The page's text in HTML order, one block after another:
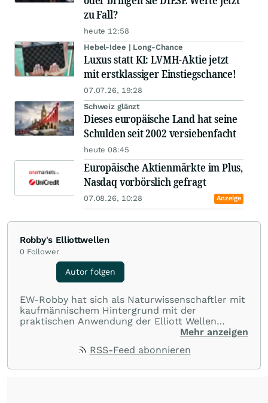
zu Fall?
heute 12:58
Hebel-Idee | Long-Chance
Luxus statt KI: LVMH-Aktie jetzt
mit erstklassiger Einstiegschance!
07.07.26, 19:28
Schweiz glänzt
Dieses europäische Land hat seine
Schulden seit 2002 versiebenfacht
heute 08:45
Europäische Aktienmärkte im Plus,
Nasdaq vorbörslich gefragt
07.08.26, 10:28 Anzeige
Robby's Elliottwellen
0 Follower
Autor folgen
EW-Robby hat sich als Naturwissenschaftler mit
kaufmännischem Hintergrund mit der
praktischen Anwendung der Elliott Wellen
Theorie als ernsthaftes Verfahren zur
betreibt im Rahmen einer Hobbytätigkeit den
Mehr anzeigen
RSS-Feed abonnieren